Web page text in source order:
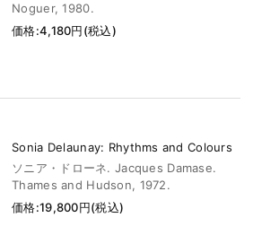
Noguer, 1980.
価格:4,180円(税込)
Sonia Delaunay: Rhythms and Colours
ソニア・ドローネ. Jacques Damase.
Thames and Hudson, 1972.
価格:19,800円(税込)